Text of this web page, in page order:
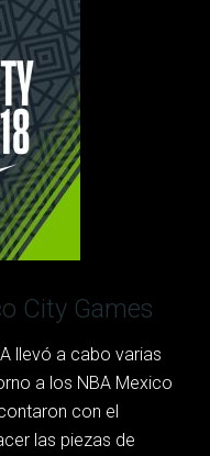
City Games
llevó a cabo varias
a los NBA Mexico
con el
las piezas de